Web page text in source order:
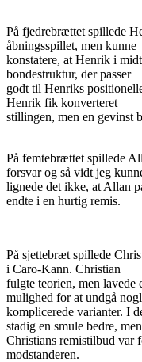
På fjedrebrættet spillede
åbningsspillet, men kunne
konstatere, at Henrik i
bondestruktur, der passer
godt til Henriks
Henrik fik konverteret
stillingen, men en gevinst
På femtebrættet spillede
forsvar og så vidt jeg
lignede det ikke, at Allan
endte i en hurtig remis.
På sjettebræt spillede
i Caro-Kann. Christian
fulgte teorien, men lavede
mulighed for at undgå
komplicerede varianter. I
stadig en smule bedre, men
Christians remistilbud var
modstanderen.